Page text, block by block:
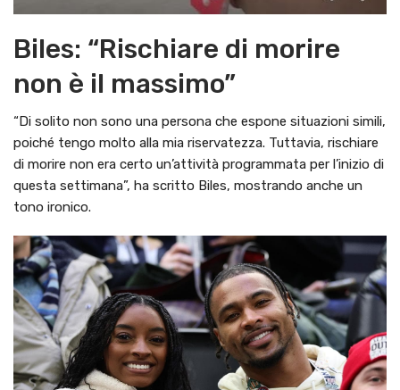
Biles: “Rischiare di morire
non è il massimo”
“Di solito non sono una persona che espone situazioni simili,
poiché tengo molto alla mia riservatezza. Tuttavia, rischiare
di morire non era certo un’attività programmata per l’inizio di
questa settimana”, ha scritto Biles, mostrando anche un
tono ironico.